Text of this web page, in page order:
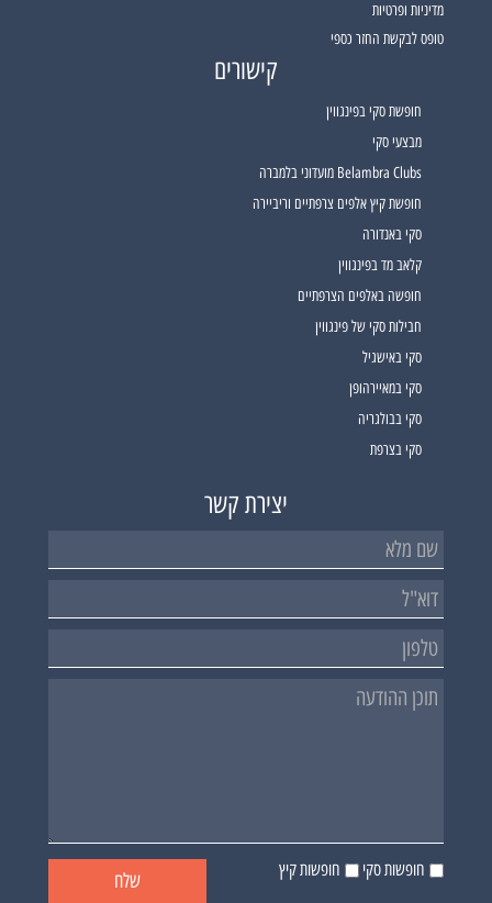
מדיניות ופרטיות
טופס לבקשת החזר כספי
קישורים
חופשת סקי בפינגווין
מבצעי סקי
Belambra Clubs מועדוני בלמברה
חופשת קיץ אלפים צרפתיים וריביירה
סקי באנדורה
קלאב מד בפינגווין
חופשה באלפים הצרפתיים
חבילות סקי של פינגווין
סקי באישגיל
סקי במאיירהופן
סקי בבולגריה
סקי בצרפת
יצירת קשר
חופשות סקי חופשות קיץ